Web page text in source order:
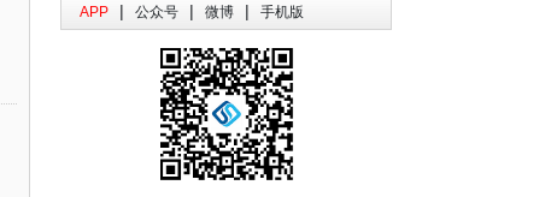
APP | 公众号 | 微博 | 手机版